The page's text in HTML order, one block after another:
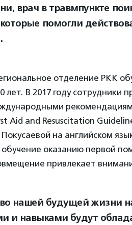
врач в травмпункте
помогли
отделение РКК
лет. В 2017 году сотрудники
Aid and Resuscitation
на английском
оказанию первой
привлекает
нашей будущей жизни
и навыками будут